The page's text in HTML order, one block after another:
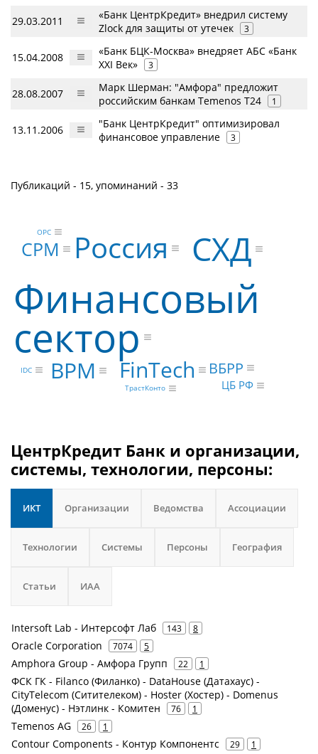
29.03.2011
«Банк ЦентрКредит» внедрил систему
Zlock для защиты от утечек
3
15.04.2008
«Банк БЦК-Москва» внедряет АБС «Банк
XXI Век»
3
28.08.2007
Марк Шерман: "Амфора" предложит
российским банкам Temenos T24
1
13.11.2006
"Банк ЦентрКредит" оптимизировал
финансовое управление
3
Публикаций - 15, упоминаний - 33
Финансовый
сектор
СХД
Россия
BPM FinTech
CPM
ВБРР
ЦБ РФ
ОРС
ТрастКонто
IDC
ЦентрКредит Банк и организации,
системы, технологии, персоны:
ИКТ Организации Ведомства Ассоциации
Технологии Системы Персоны География
Статьи ИАА
Intersoft Lab - Интерсофт Лаб 143 8
Oracle Corporation 7074 5
Amphora Group - Амфора Групп 22 1
ФСК ГК - Filanco (Филанко) - DataHouse (Датахаус) -
CityTelecom (Ситителеком) - Hoster (Хостер) - Domenus
(Доменус) - Нэтлинк - Комитен
76 1
Temenos AG 26 1
Contour Components - Контур Компонентс 29 1